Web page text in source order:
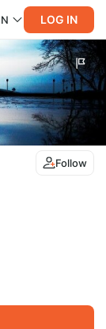
LOG IN
Follow